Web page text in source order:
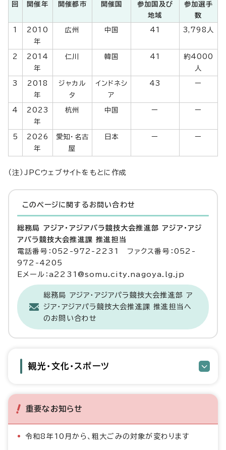
回 開催年 開催都市 開催国
参加国及び
地域
参加選手
数
1
2010
年
広州 中国 41 3,798人
2
2014
年
仁川 韓国 41
約4000
人
3
2018
年
ジャカル
タ
インドネシ
ア
43 ー
4
2023
年
杭州 中国 ー ー
5
2026
年
愛知・名古
屋
日本 ー ー
（注）JPCウェブサイトをもとに作成
このページに関する お問い合わせ
総務局 アジア・アジアパラ競技大会推進部 アジア・アジ
アパラ競技大会推進課 推進担当
電話番号：052-972-2231 ファクス番号：052-
972-4205
Eメール：a2231@somu.city.nagoya.lg.jp
総務局 アジア・アジアパラ競技大会推進部 ア
ジア・アジアパラ競技大会推進課 推進担当へ
のお問い合わせ
観光・文化・スポーツ
重要なお知らせ
令和8年10月から、粗大ごみの対象が変わります